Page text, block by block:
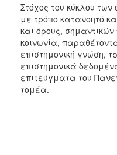
Στόχος του κύκλου
με τρόπο κατανοητό
και όρους,
κοινωνία,
επιστημονική γνώση,
επιστημονικά
επιτεύγματα του
τομέα.